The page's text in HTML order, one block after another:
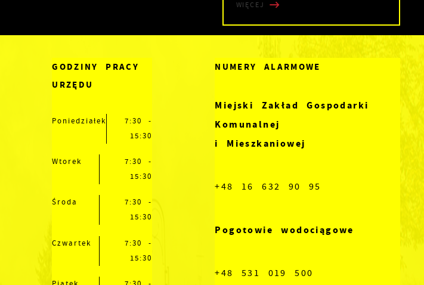
WIĘCEJ
GODZINY PRACY
URZĘDU
Poniedziałek
7:30 -
15:30
Wtorek
7:30 -
15:30
Środa
7:30 -
15:30
Czwartek
7:30 -
15:30
NUMERY ALARMOWE
Miejski Zakład Gospodarki
Komunalnej
i Mieszkaniowej
+48 16 632 90 95
Pogotowie wodociągowe
+48 531 019 500